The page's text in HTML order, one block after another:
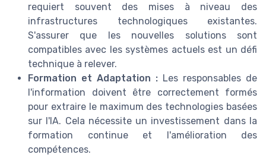
requiert souvent des mises à niveau des
infrastructures technologiques existantes.
S'assurer que les nouvelles solutions sont
compatibles avec les systèmes actuels est un défi
technique à relever.
Formation et Adaptation : Les responsables de
l'information doivent être correctement formés
pour extraire le maximum des technologies basées
sur l'IA. Cela nécessite un investissement dans la
formation continue et l'amélioration des
compétences.